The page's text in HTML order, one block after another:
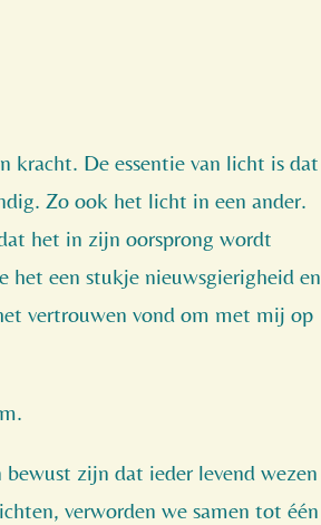
kracht. De essentie van licht is dat
Zo ook het licht in een ander.
het in zijn oorsprong wordt
een stukje nieuwsgierigheid en
vertrouwen vond om met mij op
zijn dat ieder levend wezen
verworden we samen tot één